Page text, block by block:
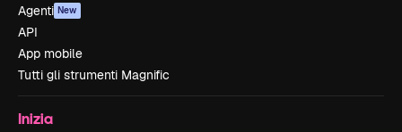
Agenti New
API
App mobile
Tutti gli strumenti Magnific
Inizia